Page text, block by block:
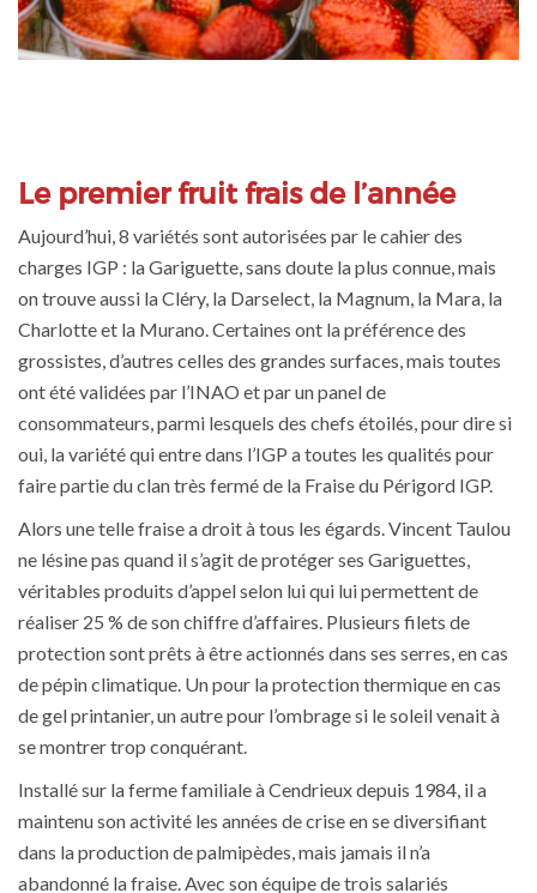
Le premier fruit frais de l’année
Aujourd’hui, 8 variétés sont autorisées par le cahier des
charges IGP : la Gariguette, sans doute la plus connue, mais
on trouve aussi la Cléry, la Darselect, la Magnum, la Mara, la
Charlotte et la Murano. Certaines ont la préférence des
grossistes, d’autres celles des grandes surfaces, mais toutes
ont été validées par l’INAO et par un panel de
consommateurs, parmi lesquels des chefs étoilés, pour dire si
oui, la variété qui entre dans l’IGP a toutes les qualités pour
faire partie du clan très fermé de la Fraise du Périgord IGP.
Alors une telle fraise a droit à tous les égards. Vincent Taulou
ne lésine pas quand il s’agit de protéger ses Gariguettes,
véritables produits d’appel selon lui qui lui permettent de
réaliser 25 % de son chiffre d’affaires. Plusieurs filets de
protection sont prêts à être actionnés dans ses serres, en cas
de pépin climatique. Un pour la protection thermique en cas
de gel printanier, un autre pour l’ombrage si le soleil venait à
se montrer trop conquérant.
Installé sur la ferme familiale à Cendrieux depuis 1984, il a
maintenu son activité les années de crise en se diversifiant
dans la production de palmipèdes, mais jamais il n’a
abandonné la fraise. Avec son équipe de trois salariés